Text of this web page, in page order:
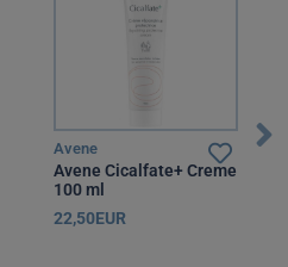
Avene
Avene Cicalfate+ Creme
100 ml
22,50EUR